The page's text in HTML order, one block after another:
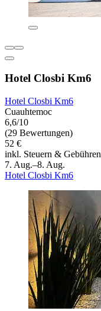
Hotel Closbi Km6
Hotel Closbi Km6
Cuauhtemoc
6,6/10
(29 Bewertungen)
52 €
inkl. Steuern & Gebühren
7. Aug.–8. Aug.
Hotel Closbi Km6